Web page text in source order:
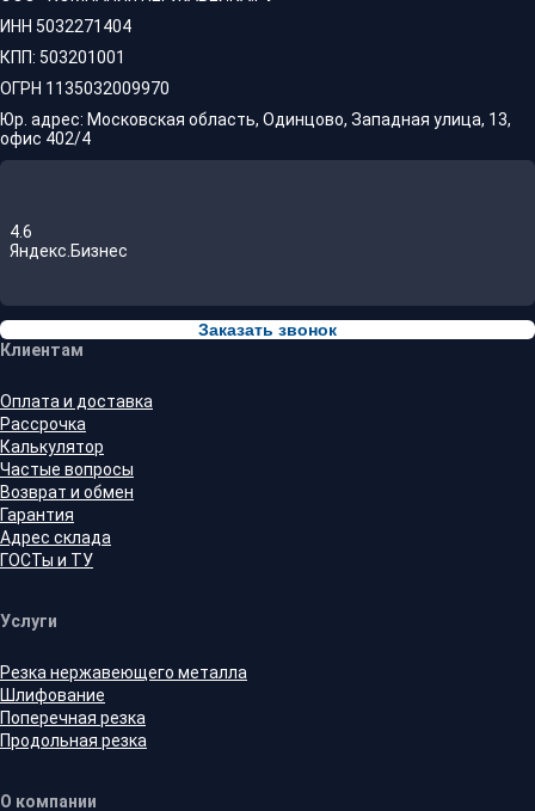
ИНН 5032271404
КПП: 503201001
ОГРН 1135032009970
Юр. адрес: Московская область, Одинцово, Западная улица, 13,
офис 402/4
4.6
Яндекс.Бизнес
Заказать звонок
Клиентам
Оплата и доставка
Рассрочка
Калькулятор
Частые вопросы
Возврат и обмен
Гарантия
Адрес склада
ГОСТы и ТУ
Услуги
Резка нержавеющего металла
Шлифование
Поперечная резка
Продольная резка
О компании